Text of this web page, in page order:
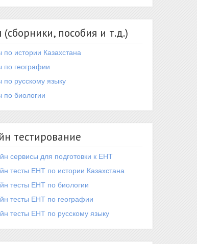
(сборники, пособия и т.д.)
по истории Казахстана
по географии
по русскому языку
по биологии
тестирование
сервисы для подготовки к ЕНТ
тесты ЕНТ по истории Казахстана
тесты ЕНТ по биологии
тесты ЕНТ по географии
тесты ЕНТ по русскому языку